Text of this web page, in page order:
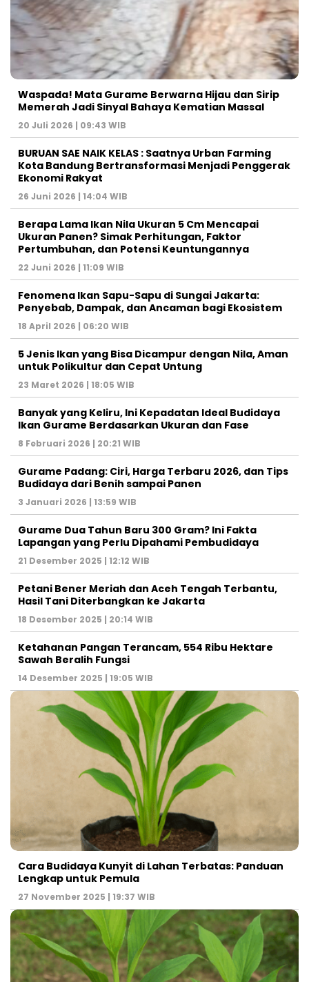
Waspada! Mata Gurame Berwarna Hijau dan Sirip
Memerah Jadi Sinyal Bahaya Kematian Massal
20 Juli 2026 | 09:43 WIB
BURUAN SAE NAIK KELAS : Saatnya Urban Farming
Kota Bandung Bertransformasi Menjadi Penggerak
Ekonomi Rakyat
26 Juni 2026 | 14:04 WIB
Berapa Lama Ikan Nila Ukuran 5 Cm Mencapai
Ukuran Panen? Simak Perhitungan, Faktor
Pertumbuhan, dan Potensi Keuntungannya
22 Juni 2026 | 11:09 WIB
Fenomena Ikan Sapu-Sapu di Sungai Jakarta:
Penyebab, Dampak, dan Ancaman bagi Ekosistem
18 April 2026 | 06:20 WIB
5 Jenis Ikan yang Bisa Dicampur dengan Nila, Aman
untuk Polikultur dan Cepat Untung
23 Maret 2026 | 18:05 WIB
Banyak yang Keliru, Ini Kepadatan Ideal Budidaya
Ikan Gurame Berdasarkan Ukuran dan Fase
8 Februari 2026 | 20:21 WIB
Gurame Padang: Ciri, Harga Terbaru 2026, dan Tips
Budidaya dari Benih sampai Panen
3 Januari 2026 | 13:59 WIB
Gurame Dua Tahun Baru 300 Gram? Ini Fakta
Lapangan yang Perlu Dipahami Pembudidaya
21 Desember 2025 | 12:12 WIB
Petani Bener Meriah dan Aceh Tengah Terbantu,
Hasil Tani Diterbangkan ke Jakarta
18 Desember 2025 | 20:14 WIB
Ketahanan Pangan Terancam, 554 Ribu Hektare
Sawah Beralih Fungsi
14 Desember 2025 | 19:05 WIB
Cara Budidaya Kunyit di Lahan Terbatas: Panduan
Lengkap untuk Pemula
27 November 2025 | 19:37 WIB